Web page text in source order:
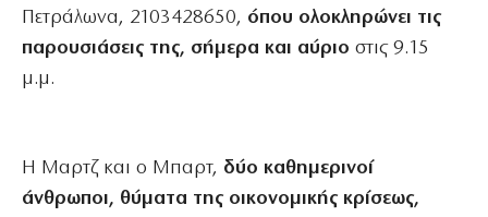
Πετράλωνα, 2103428650, όπου ολοκληρώνει τις
παρουσιάσεις της, σήμερα και αύριο στις 9.15
μ.μ.
Η Μαρτζ και ο Μπαρτ, δύο καθημερινοί
άνθρωποι, θύματα της οικονομικής κρίσεως,